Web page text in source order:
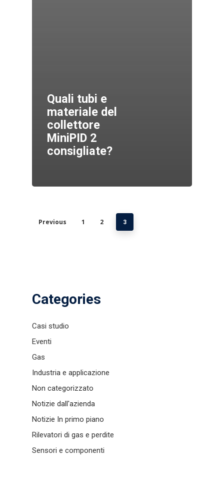
Quali tubi e
materiale del
collettore
MiniPID 2
consigliate?
Previous 1 2 3
Categories
Casi studio
Eventi
Gas
Industria e applicazione
Non categorizzato
Notizie dall'azienda
Notizie In primo piano
Rilevatori di gas e perdite
Sensori e componenti